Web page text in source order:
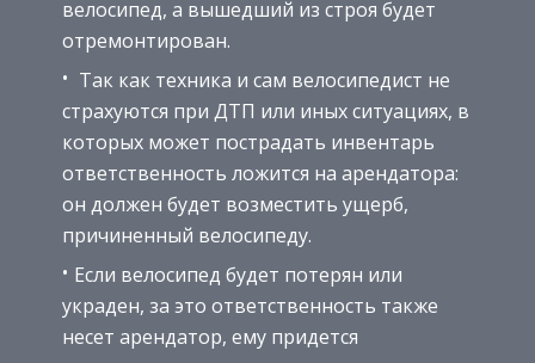
велосипед, а вышедший из строя будет
отремонтирован.
Так как техника и сам велосипедист не
страхуются при ДТП или иных ситуациях, в
которых может пострадать инвентарь
ответственность ложится на арендатора:
он должен будет возместить ущерб,
причиненный велосипеду.
Если велосипед будет потерян или
украден, за это ответственность также
несет арендатор, ему придется